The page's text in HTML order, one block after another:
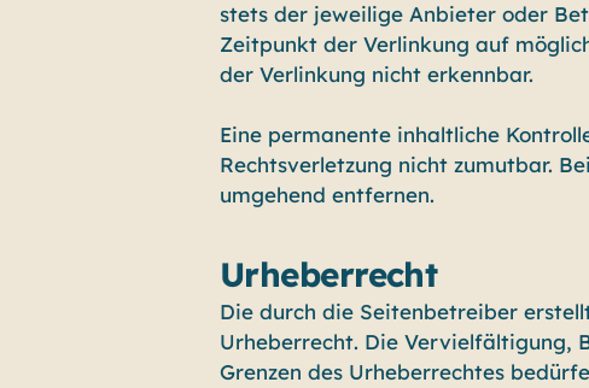
stets der jeweilige Anbieter oder
Zeitpunkt der Verlinkung auf
der Verlinkung nicht erkennbar.
Eine permanente inhaltliche
Rechtsverletzung nicht zumutbar.
umgehend entfernen.
Urheberrecht
Die durch die Seitenbetreiber
Urheberrecht. Die Vervielfältigung,
Grenzen des Urheberrechtes